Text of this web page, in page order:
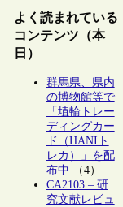
よく読まれている
コンテンツ（本
日）
群馬県、県内
の博物館等で
「埴輪トレー
ディングカー
ド（HANIト
レカ）」を配
布中 （4）
CA2103 – 研
究文献レビュ